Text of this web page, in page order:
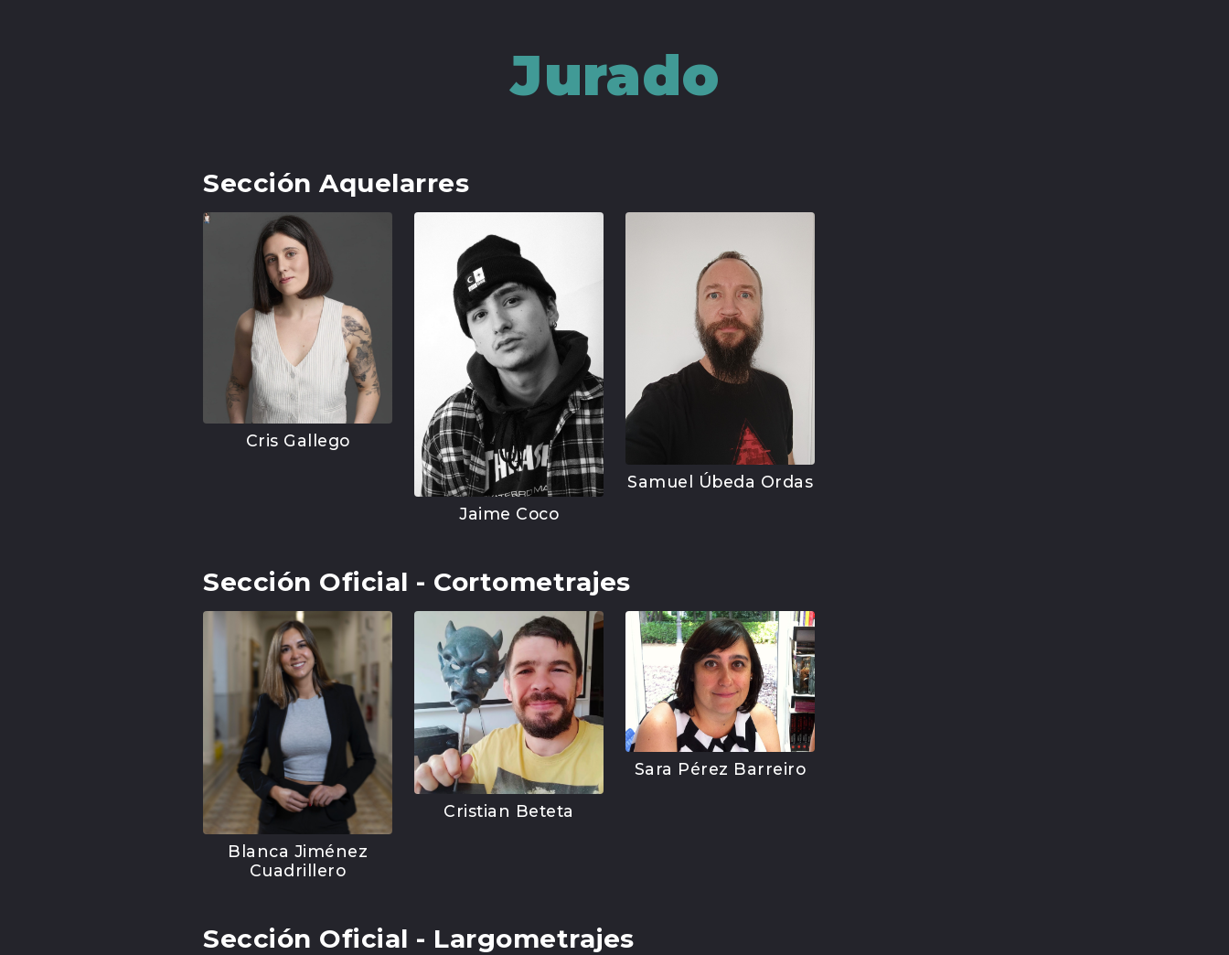
Jurado
Sección Aquelarres
Cris Gallego
Jaime Coco
Samuel Úbeda Ordas
Sección Oficial - Cortometrajes
Blanca Jiménez
Cuadrillero
Cristian Beteta
Sara Pérez Barreiro
Sección Oficial - Largometrajes